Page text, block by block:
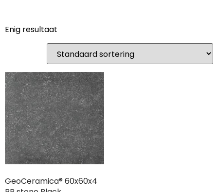
Enig resultaat
GeoCeramica® 60x60x4